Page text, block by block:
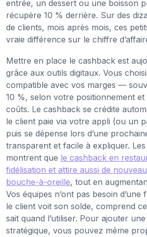
entrée, un dessert ou une boisson
récupère 10 % derrière. Sur des
de clients, mois après mois, ces
vraie différence sur le chiffre
Mettre en place le cashback est
grâce aux outils digitaux. Vous
compatible avec vos marges —
10 %, selon votre positionnement
coûts. Le cashback se crédite
le client paie via votre appli (ou un
puis se dépense lors d’une
transparent et facile à expliquer.
montrent que le cashback en
fidélisation et attire aussi de
bouche-à-oreille, tout en
Vos équipes n’ont pas besoin
le client voit son solde, comprend
sait quand l’utiliser. Pour ajouter
stratégique, vous pouvez même